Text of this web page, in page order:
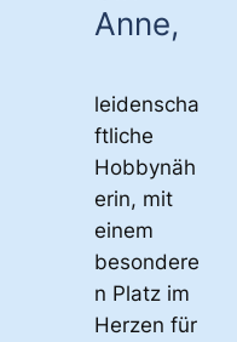
Anne,
leidenscha
ftliche
Hobbynäh
erin, mit
einem
besondere
n Platz im
Herzen für